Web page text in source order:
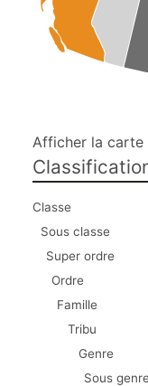
Afficher la carte
Classe
Sous classe
Super ordre
Ordre
Famille
Tribu
Genre
Sous genre